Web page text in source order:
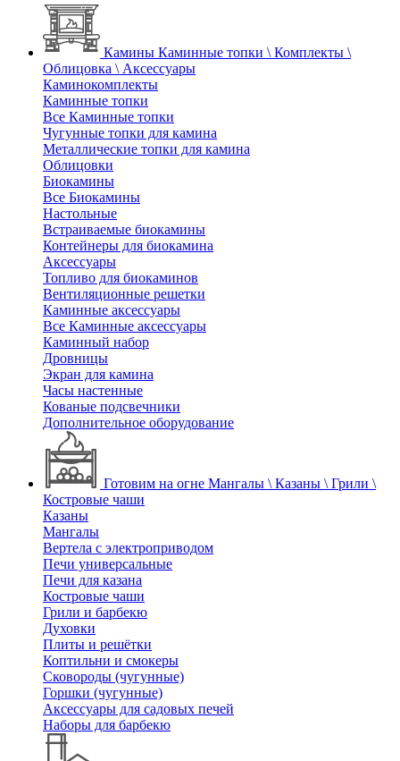
Камины Каминные топки \ Комплекты \
Облицовка \ Аксессуары
Каминокомплекты
Каминные топки
Все Каминные топки
Чугунные топки для камина
Металлические топки для камина
Облицовки
Биокамины
Все Биокамины
Настольные
Встраиваемые биокамины
Контейнеры для биокамина
Аксессуары
Топливо для биокаминов
Вентиляционные решетки
Каминные аксессуары
Все Каминные аксессуары
Каминный набор
Дровницы
Экран для камина
Часы настенные
Кованые подсвечники
Дополнительное оборудование
Готовим на огне Мангалы \ Казаны \ Грили \
Костровые чаши
Казаны
Мангалы
Вертела с электроприводом
Печи универсальные
Печи для казана
Костровые чаши
Грили и барбекю
Духовки
Плиты и решётки
Коптильни и смокеры
Сковороды (чугунные)
Горшки (чугунные)
Аксессуары для садовых печей
Наборы для барбекю